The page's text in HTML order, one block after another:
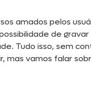
amados pelos
de
Tudo isso, sem
mas vamos falar